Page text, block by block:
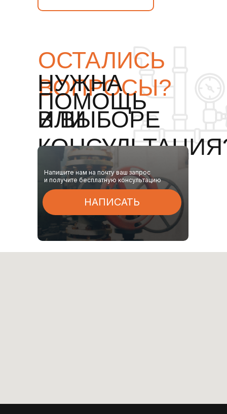
ОСТАЛИСЬ
ВОПРОСЫ?
ИЛИ
НУЖНА
ПОМОЩЬ
В ВЫБОРЕ
Напишите нам на почту ваш запрос
и получите бесплатную консультацию
НАПИСАТЬ